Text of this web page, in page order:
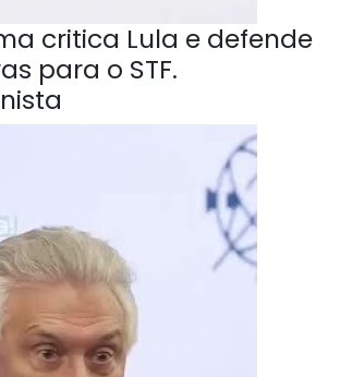
critica Lula e defende
para o STF.